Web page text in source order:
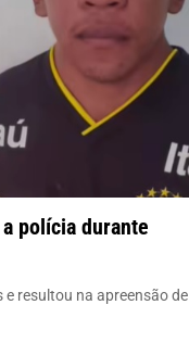
polícia durante
resultou na apreensão de